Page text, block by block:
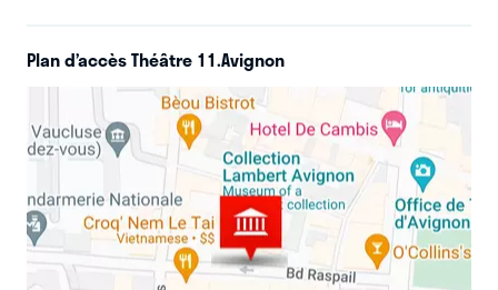
Plan d’accès Théâtre 11.Avignon